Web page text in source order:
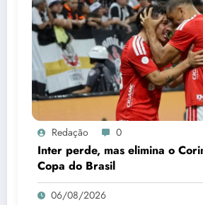
Redação 0
Inter perde, mas elimina o
Copa do Brasil
06/08/2026